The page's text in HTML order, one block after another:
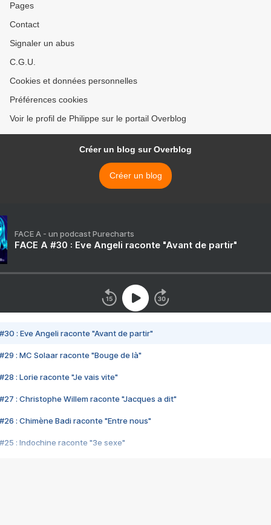
Pages
Contact
Signaler un abus
C.G.U.
Cookies et données personnelles
Préférences cookies
Voir le profil de Philippe sur le portail Overblog
Créer un blog sur Overblog
Créer un blog
FACE A - un podcast Purecharts
FACE A #30 : Eve Angeli raconte "Avant de partir"
#30 : Eve Angeli raconte "Avant de partir"
#29 : MC Solaar raconte "Bouge de là"
#28 : Lorie raconte "Je vais vite"
#27 : Christophe Willem raconte "Jacques a dit"
#26 : Chimène Badi raconte "Entre nous"
#25 : Indochine raconte "3e sexe"